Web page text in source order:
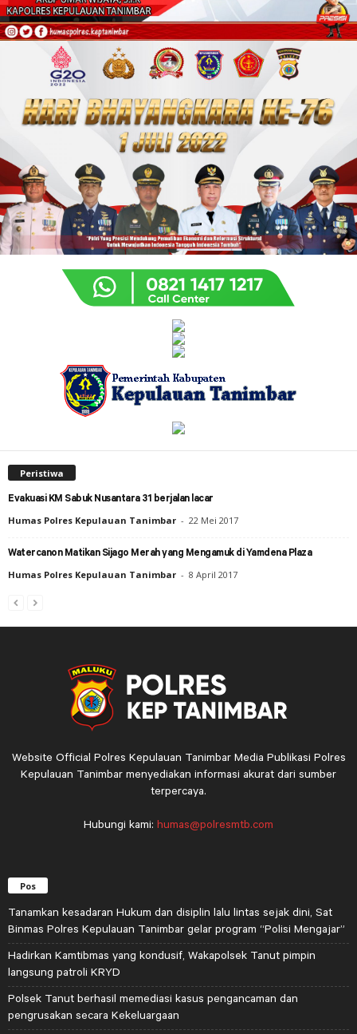
Peristiwa
Evakuasi KM Sabuk Nusantara 31 berjalan lacar
Humas Polres Kepulauan Tanimbar - 22 Mei 2017
Watercanon Matikan Sijago Merah yang Mengamuk di Yamdena Plaza
Humas Polres Kepulauan Tanimbar - 8 April 2017
Website Official Polres Kepulauan Tanimbar Media Publikasi Polres
Kepulauan Tanimbar menyediakan informasi akurat dari sumber
terpercaya.
Hubungi kami: humas@polresmtb.com
Pos
Tanamkan kesadaran Hukum dan disiplin lalu lintas sejak dini, Sat
Binmas Polres Kepulauan Tanimbar gelar program “Polisi Mengajar”
Hadirkan Kamtibmas yang kondusif, Wakapolsek Tanut pimpin
langsung patroli KRYD
Polsek Tanut berhasil memediasi kasus pengancaman dan
pengrusakan secara Kekeluargaan